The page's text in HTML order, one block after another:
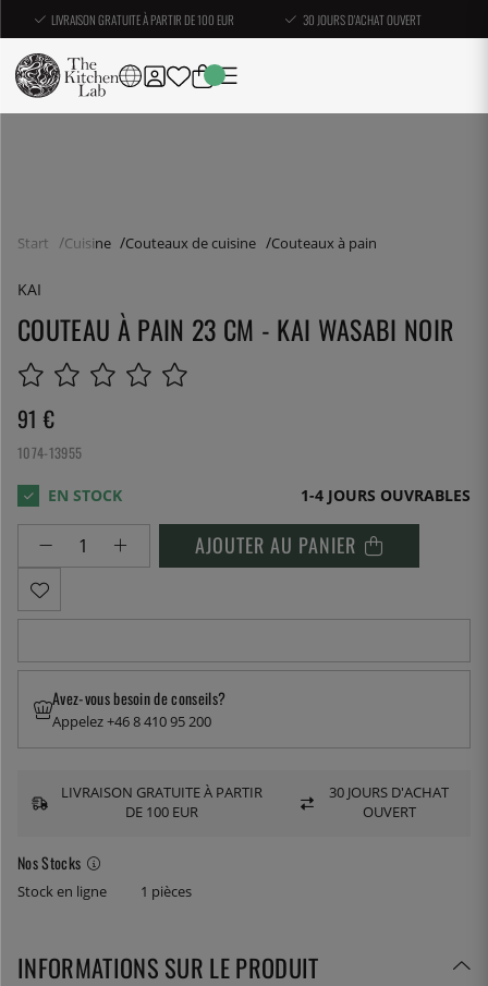
LIVRAISON GRATUITE À PARTIR DE 100 EUR 30 JOURS D'ACHAT OUVERT
Start Cuisine Couteaux de cuisine Couteaux à pain
KAI
COUTEAU À PAIN 23 CM - KAI WASABI NOIR
91 €
1074-13955
1-4 JOURS OUVRABLES
AJOUTER AU PANIER
Nos Stocks
Stock en ligne 1 pièces
Avez-vous besoin de conseils?
Appelez +46 8 410 95 200
LIVRAISON GRATUITE À PARTIR
DE 100 EUR
30 JOURS D'ACHAT
OUVERT
INFORMATIONS SUR LE PRODUIT